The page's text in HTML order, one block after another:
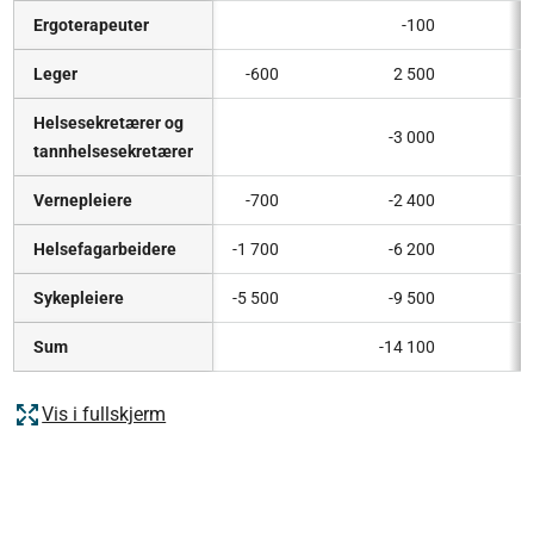
Ergoterapeuter -100
Leger -600 2 500
Helsesekretærer og
tannhelsesekretærer
-3 000
Vernepleiere -700 -2 400
Helsefagarbeidere -1 700 -6 200
Sykepleiere -5 500 -9 500
Sum -14 100
Vis i fullskjerm